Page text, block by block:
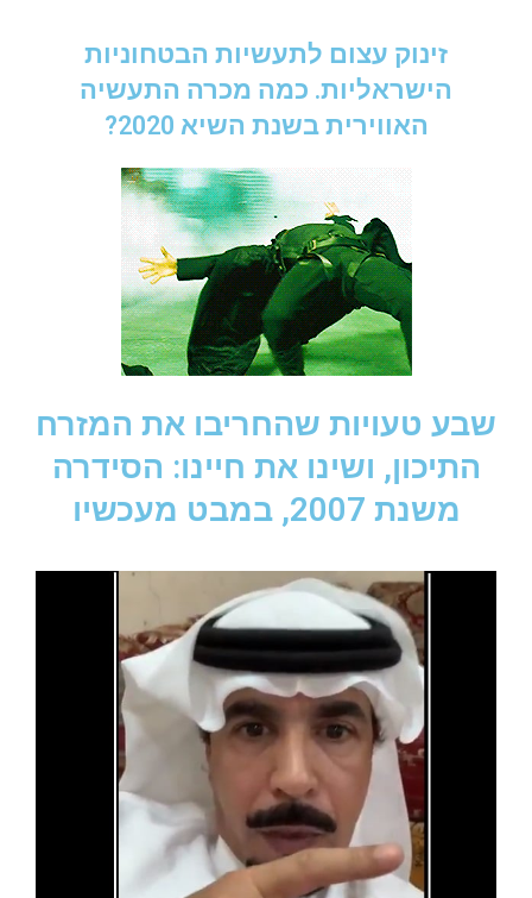
זינוק עצום לתעשיות הבטחוניות
הישראליות. כמה מכרה התעשיה
האווירית בשנת השיא 2020?
שבע טעויות שהחריבו את המזרח
התיכון, ושינו את חיינו: הסידרה
משנת 2007, במבט מעכשיו